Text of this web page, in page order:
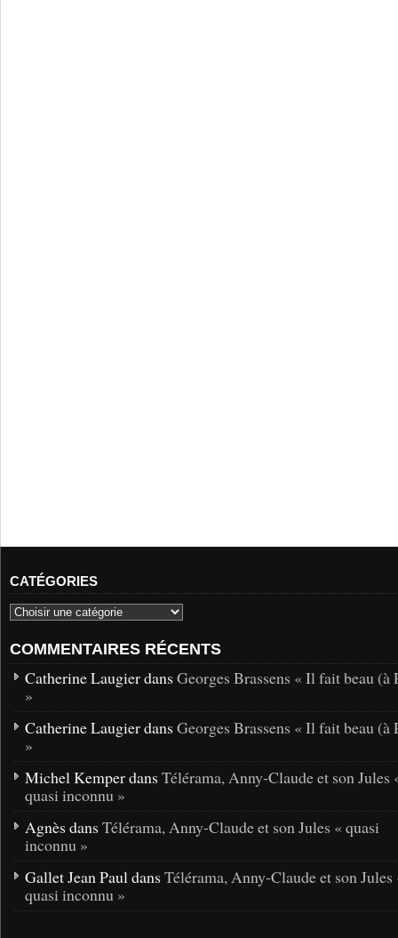
CATÉGORIES
COMMENTAIRES RÉCENTS
Catherine Laugier dans Georges Brassens « Il fait beau (à
»
Catherine Laugier dans Georges Brassens « Il fait beau (à
»
Michel Kemper dans Télérama, Anny-Claude et son Jules
quasi inconnu »
Agnès dans Télérama, Anny-Claude et son Jules « quasi
inconnu »
Gallet Jean Paul dans Télérama, Anny-Claude et son Jules
quasi inconnu »